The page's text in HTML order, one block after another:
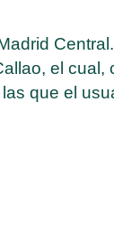
Central.
el
que el